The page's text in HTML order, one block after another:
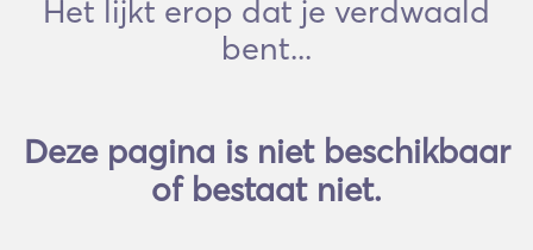
Het lijkt erop dat je verdwaald
bent...
Deze pagina is niet beschikbaar
of bestaat niet.